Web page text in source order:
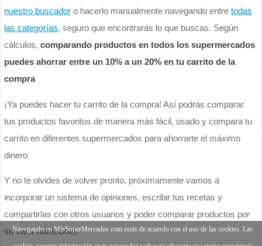
nuestro buscador o hacerlo manualmente navegando entretodas
las categorías, seguro que encontrarás lo que buscas. Según
cálculos,comparando productos en todos los supermercados
puedes ahorrar entre un 10% a un 20% en tu carrito de la
compra
¡Ya puedes hacer tu carrito de la compra! Así podrás comparar
tus productos favoritos de manera más fácil, úsado y compara tu
carrito en diferentes supermercados para ahorrarte el máximo
dinero.
Y no te olvides de volver pronto, próximamente vamos a
incorporar un sistema de opiniones, escribir tus recetas y
compartirlas con otros usuarios y poder comparar productos por
su valor nutricional.
Navegando en MisSuperMercados.com estás de acuerdo con el uso de las cookies. Las